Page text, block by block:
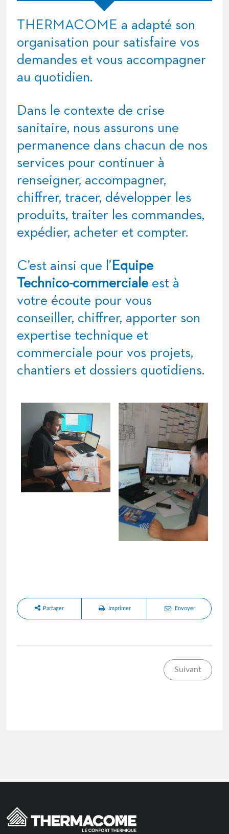
THERMACOME a adapté son
organisation pour satisfaire vos
demandes et vous accompagner
au quotidien.
Dans le contexte de crise
sanitaire, nous assurons une
permanence dans chacun de nos
services pour continuer à
renseigner, accompagner,
chiffrer, tracer, développer les
produits, traiter les commandes,
expédier, acheter et compter.
C’est ainsi que l’ Equipe
Technico-commerciale est à
votre écoute pour vous
conseiller, chiffrer, apporter son
expertise technique et
commerciale pour vos projets,
chantiers et dossiers quotidiens.
Partager Imprimer Envoyer
Suivant